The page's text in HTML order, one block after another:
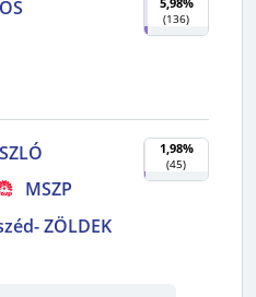
(136)
MSZP
ZÖLDEK
1,98%
(45)